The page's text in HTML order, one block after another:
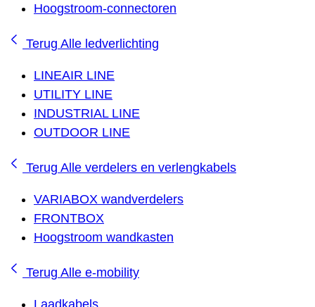
Hoogstroom-connectoren
Terug Alle ledverlichting
LINEAIR LINE
UTILITY LINE
INDUSTRIAL LINE
OUTDOOR LINE
Terug Alle verdelers en verlengkabels
VARIABOX wandverdelers
FRONTBOX
Hoogstroom wandkasten
Terug Alle e-mobility
Laadkabels